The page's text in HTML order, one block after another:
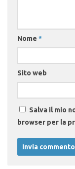
Nome *
Sito web
Salva il mio
browser per la